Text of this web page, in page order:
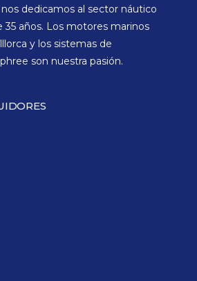
dedicamos al sector náutico
35 años. Los motores marinos
y los sistemas de
son nuestra pasión.